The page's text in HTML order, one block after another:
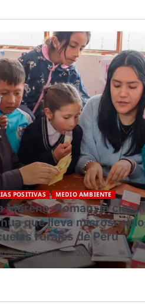
POSITIVAS MEDIO AMBIENTE
Taricuarima: la bióloga
peruana que
científico a su
Central julio 2, 2026